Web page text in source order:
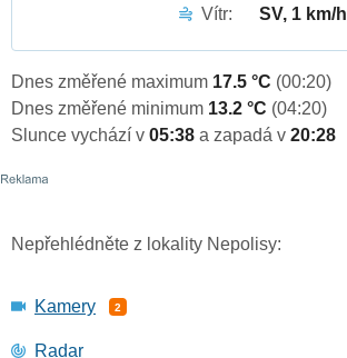
Vítr:
SV, 1 km/h
Dnes změřené maximum 17.5 °C (00:20)
Dnes změřené minimum 13.2 °C (04:20)
Slunce vychází v 05:38 a zapadá v 20:28
Nepřehlédněte z lokality Nepolisy:
Kamery 2
Radar